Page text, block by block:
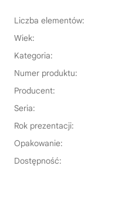
Liczba elementów:
Wiek:
Kategoria:
Numer produktu:
Producent:
Seria:
Rok prezentacji:
Opakowanie:
Dostępność: